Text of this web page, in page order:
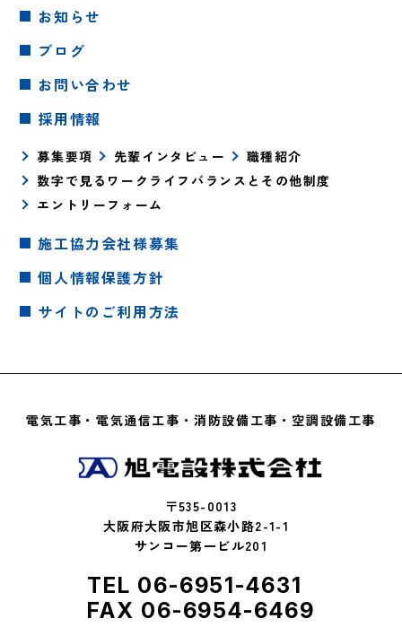
お知らせ
ブログ
お問い合わせ
採用情報
募集要項 先輩インタビュー
職種紹介
数字で見るワークライフバランスとその他制度
エントリーフォーム
施工協力会社様募集
個人情報保護方針
サイトのご利用方法
電気工事・電気通信工事・消防設備工事・空調設備工事
〒535-0013
大阪府大阪市旭区森小路2-1-1
サンコー第一ビル201
TEL 06-6951-4631
FAX 06-6954-6469